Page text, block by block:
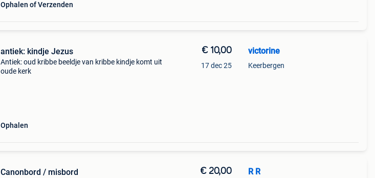
Ophalen of Verzenden
antiek: kindje Jezus
Antiek: oud kribbe beeldje van kribbe kindje komt uit
oude kerk
Ophalen
€ 10,00
17 dec 25
victorine
Keerbergen
Canonbord / misbord € 20,00 R R